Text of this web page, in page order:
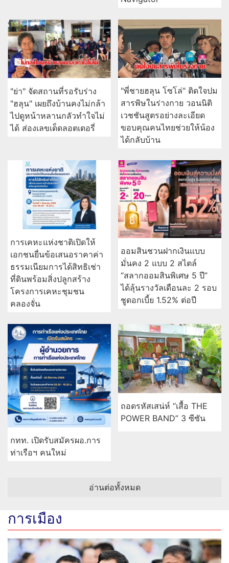
"ย่า" จัดสถานที่รอรับร่าง
"ฮลุน" เผยถึงบ้านคงไม่กล้า
ไปดูหน้าหลานกลัวทำใจไม่
ได้ ส่องเลขเด็ดลอตเตอรี่
"พี่ชายฮลุน โซโล่" ติดใจปม
สารพิษในร่างกาย วอนนิติ
เวชชันสูตรอย่างละเอียด
ขอบคุณคนไทยช่วยให้น้อง
ได้กลับบ้าน
การเคหะแห่งชาติเปิดให้
เอกชนยื่นข้อเสนอราคาค่า
ธรรมเนียมการได้สิทธิเช่า
ที่ดินพร้อมสิ่งปลูกสร้าง
โครงการเคหะชุมชน
คลองจั่น
ออมสินชวนฝากเงินแบบ
มั่นคง 2 แบบ 2 สไตล์
“สลากออมสินพิเศษ 5 ปี”
ได้ลุ้นรางวัลเดือนละ 2 รอบ
ชูดอกเบี้ย 1.52% ต่อปี
กทท. เปิดรับสมัครผอ.การ
ท่าเรือฯ คนใหม่
ถอดรหัสเสน่ห์ “เสื้อ THE
POWER BAND” 3 ซีซัน
อ่านต่อทั้งหมด
การเมือง